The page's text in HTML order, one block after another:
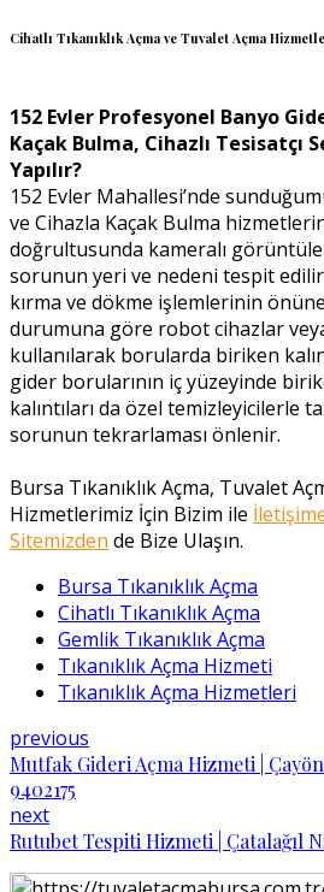
Cihatlı Tıkanıklık Açma ve Tuvalet Açma
152 Evler Profesyonel Banyo
Kaçak Bulma, Cihazlı Tesisatçı
Yapılır?
152 Evler Mahallesi’nde
ve Cihazla Kaçak Bulma
doğrultusunda kameralı
sorunun yeri ve nedeni tespit
kırma ve dökme işlemlerinin önüne
durumuna göre robot cihazlar
kullanılarak borularda biriken
gider borularının iç yüzeyinde
kalıntıları da özel temizleyicilerle
sorunun tekrarlaması önlenir.
Bursa Tıkanıklık Açma, Tuvalet
Hizmetlerimiz İçin Bizim ile
Sitemizden de Bize Ulaşın.
Bursa Tıkanıklık Açma
Cihatlı Tıkanıklık Açma
Gemlik Tıkanıklık Açma
Tıkanıklık Açma Hizmeti
Tıkanıklık Açma Hizmetleri
previous
Mutfak Gideri Açma Hizmeti |
9402175
next
Rutubet Tespiti Hizmeti | Çatalağıl